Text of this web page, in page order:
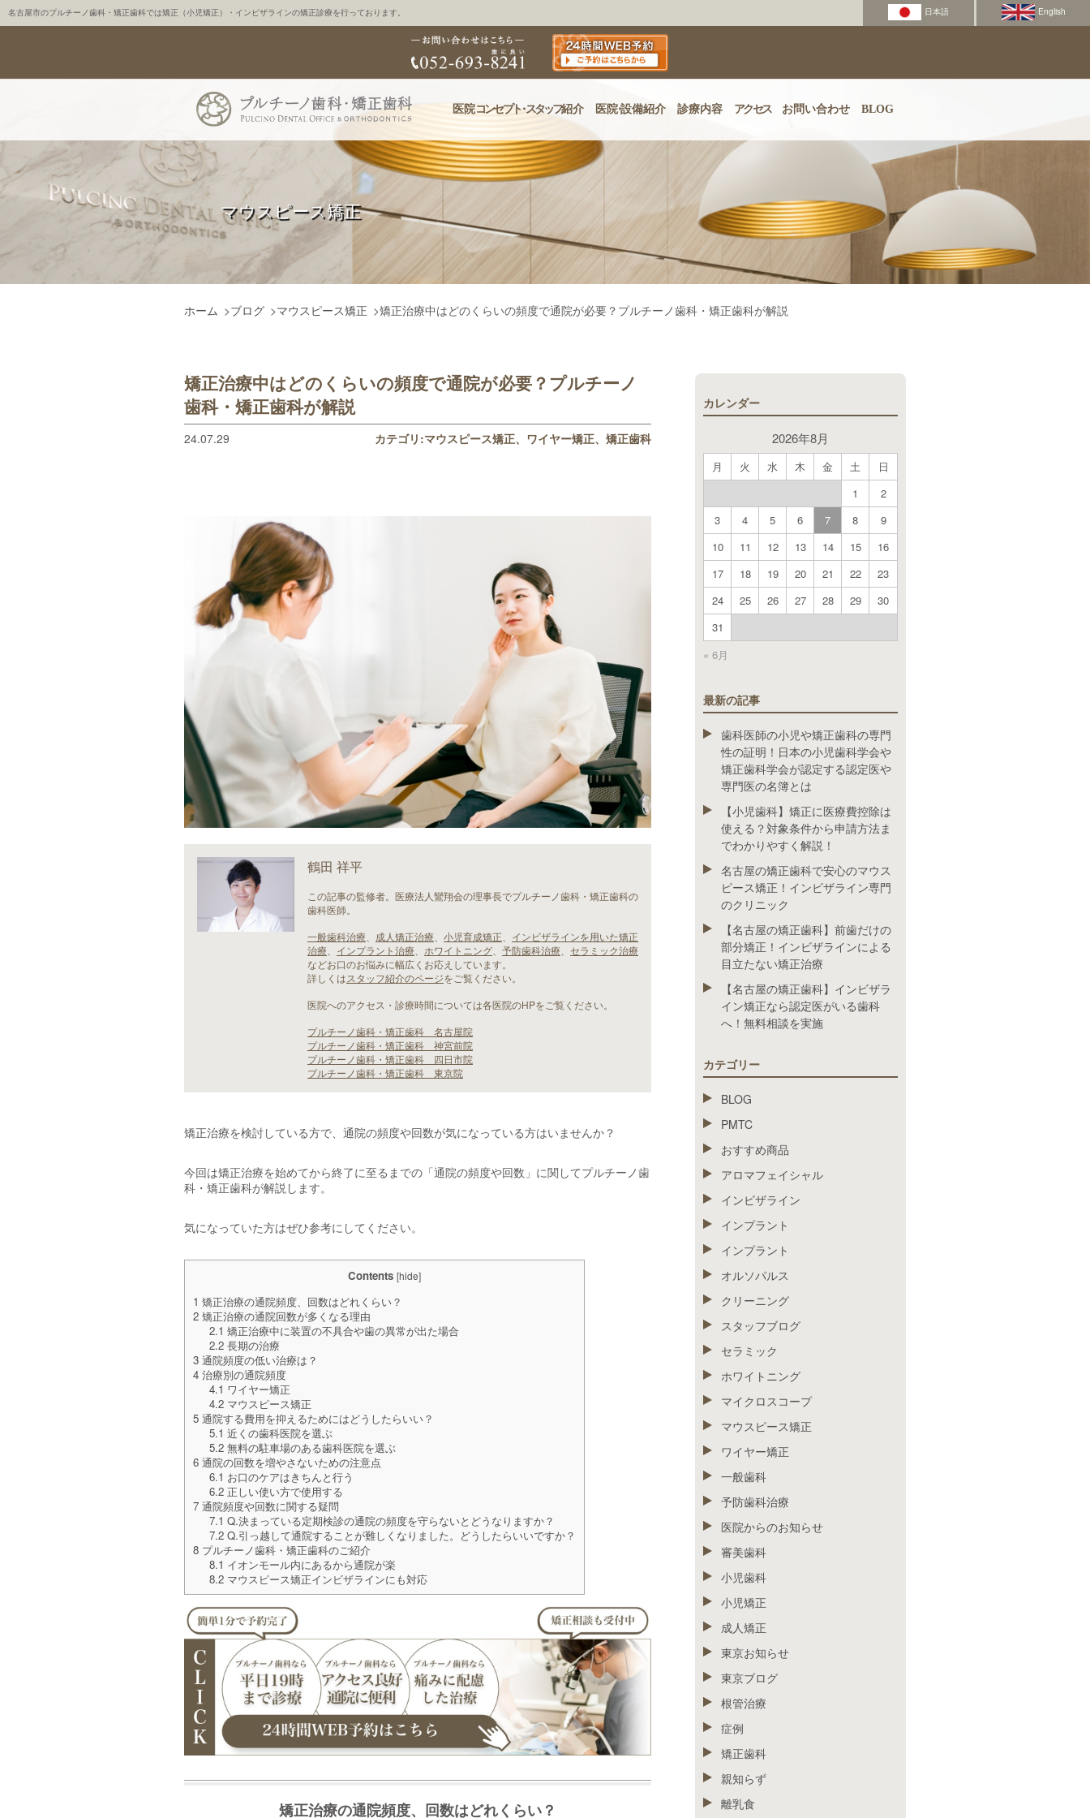
名古屋市のプルチーノ歯科・矯正歯科では矯正（小児矯正）・インビザラインの矯正診療を行っております。
医院コンセプト・スタッフ紹介 医院・設備紹介 診療内容 アクセス お問い合わせ BLOG
マウスピース矯正
ホーム >ブログ >マウスピース矯正 >矯正治療中はどのくらいの頻度で通院が必要？プルチーノ歯科・矯正歯科が解説
矯正治療中はどのくらいの頻度で通院が必要？プルチーノ
歯科・矯正歯科が解説
24.07.29 カテゴリ:マウスピース矯正 ワイヤー矯正 矯正歯科
鶴田 祥平
この記事の監修者。医療法人鸞翔会の理事長でプルチーノ歯科・矯正歯科の
歯科医師。
一般歯科治療
成人矯正治療 小児育成矯正
インビザラインを用いた矯正
治療
インプラント治療 ホワイトニング 予防歯科治療
セラミック治療
などお口のお悩みに幅広くお応えしています。
詳しくはスタッフ紹介のページをご覧ください。
医院へのアクセス・診療時間については各医院のHPをご覧ください。
プルチーノ歯科・矯正歯科 名古屋院
プルチーノ歯科・矯正歯科 神宮前院
プルチーノ歯科・矯正歯科 四日市院
プルチーノ歯科・矯正歯科 東京院
矯正治療を検討している方で、通院の頻度や回数が気になっている方はいませんか？
今回は矯正治療を始めてから終了に至るまでの「通院の頻度や回数」に関してプルチーノ歯
科・矯正歯科が解説します。
気になっていた方はぜひ参考にしてください。
Contents [hide]
1 矯正治療の通院頻度、回数はどれくらい？
2 矯正治療の通院回数が多くなる理由
2.1 矯正治療中に装置の不具合や歯の異常が出た場合
2.2長期の治療
3 通院頻度の低い治療は？
4 治療別の通院頻度
4.1 ワイヤー矯正
4.2マウスピース矯正
5 通院する費用を抑えるためにはどうしたらいい？
5.1 近くの歯科医院を選ぶ
5.2無料の駐車場のある歯科医院を選ぶ
6 通院の回数を増やさないための注意点
6.1 お口のケアはきちんと行う
6.2正しい使い方で使用する
7 通院頻度や回数に関する疑問
7.1 Q.決まっている定期検診の通院の頻度を守らないとどうなりますか？
7.2Q.引っ越して通院することが難しくなりました。どうしたらいいですか？
8 プルチーノ歯科・矯正歯科のご紹介
8.1 イオンモール内にあるから通院が楽
8.2マウスピース矯正インビザラインにも対応
矯正治療の通院頻度、回数はどれくらい？
カレンダー
2026年8月
月 火 水 木 金 土 日
« 6月
1
2
3
4 5 6 7 8
9
10
11 12 13 14 15
16
17
18 19 20 21 22
23
24
25 26 27 28 29
30
31
最新の記事
歯科医師の小児や矯正歯科の専門
性の証明！日本の小児歯科学会や
矯正歯科学会が認定する認定医や
専門医の名簿とは
【小児歯科】矯正に医療費控除は
使える？対象条件から申請方法ま
でわかりやすく解説！
名古屋の矯正歯科で安心のマウス
ピース矯正！インビザライン専門
のクリニック
【名古屋の矯正歯科】前歯だけの
部分矯正！インビザラインによる
目立たない矯正治療
【名古屋の矯正歯科】インビザラ
イン矯正なら認定医がいる歯科
へ！無料相談を実施
カテゴリー
BLOG
PMTC
おすすめ商品
アロマフェイシャル
インビザライン
インプラント
インプラント
オルソパルス
クリーニング
スタッフブログ
セラミック
ホワイトニング
マイクロスコープ
マウスピース矯正
ワイヤー矯正
一般歯科
予防歯科治療
医院からのお知らせ
審美歯科
小児歯科
小児矯正
成人矯正
東京お知らせ
東京ブログ
根管治療
症例
矯正歯科
親知らず
離乳食